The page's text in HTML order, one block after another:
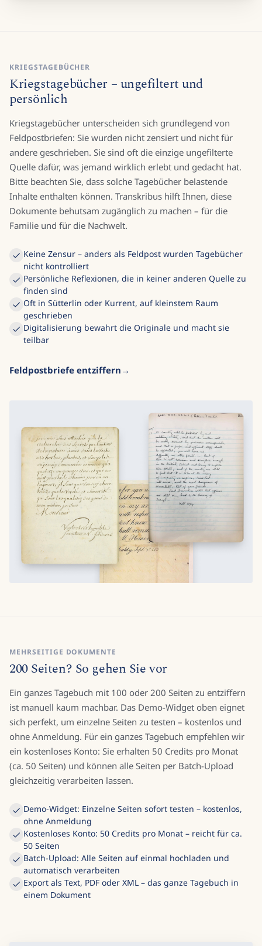
KRIEGSTAGEBÜCHER
Kriegstagebücher – ungefiltert und
persönlich
Kriegstagebücher unterscheiden sich grundlegend von
Feldpostbriefen: Sie wurden nicht zensiert und nicht für
andere geschrieben. Sie sind oft die einzige ungefilterte
Quelle dafür, was jemand wirklich erlebt und gedacht hat.
Bitte beachten Sie, dass solche Tagebücher belastende
Inhalte enthalten können. Transkribus hilft Ihnen, diese
Dokumente behutsam zugänglich zu machen – für die
Familie und für die Nachwelt.
Keine Zensur – anders als Feldpost wurden Tagebücher
nicht kontrolliert
Persönliche Reflexionen, die in keiner anderen Quelle zu
finden sind
Oft in Sütterlin oder Kurrent, auf kleinstem Raum
geschrieben
Digitalisierung bewahrt die Originale und macht sie
teilbar
Feldpostbriefe entziffern
MEHRSEITIGE DOKUMENTE
200 Seiten? So gehen Sie vor
Ein ganzes Tagebuch mit 100 oder 200 Seiten zu entziffern
ist manuell kaum machbar. Das Demo-Widget oben eignet
sich perfekt, um einzelne Seiten zu testen – kostenlos und
ohne Anmeldung. Für ein ganzes Tagebuch empfehlen wir
ein kostenloses Konto: Sie erhalten 50 Credits pro Monat
(ca. 50 Seiten) und können alle Seiten per Batch-Upload
gleichzeitig verarbeiten lassen.
Demo-Widget: Einzelne Seiten sofort testen – kostenlos,
ohne Anmeldung
Kostenloses Konto: 50 Credits pro Monat – reicht für ca.
50 Seiten
Batch-Upload: Alle Seiten auf einmal hochladen und
automatisch verarbeiten
Export als Text, PDF oder XML – das ganze Tagebuch in
einem Dokument